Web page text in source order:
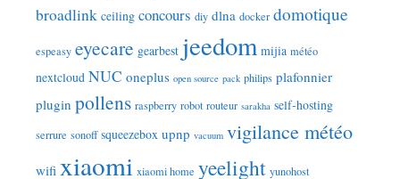
broadlink ceiling concours diy dlna docker domotique
espeasy eyecare gearbest jeedom mijia météo
nextcloud NUC oneplus open source pack philips plafonnier
plugin pollens raspberry robot routeur sarakha self-hosting
serrure sonoff squeezebox upnp vacuum vigilance météo
wifi xiaomi xiaomi home yeelight yunohost